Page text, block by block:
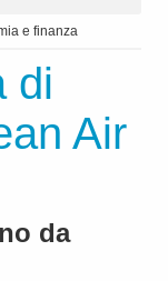
e finanza
di
Air
da